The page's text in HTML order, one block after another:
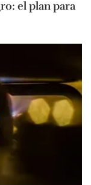
el plan para